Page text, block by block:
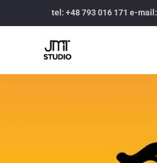
tel: +48 793 016 171 e-mail: